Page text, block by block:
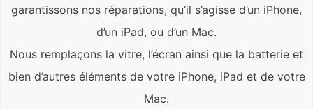
garantissons nos réparations, qu’il s’agisse d’un iPhone,
d’un iPad, ou d’un Mac.
Nous remplaçons la vitre, l’écran ainsi que la batterie et
bien d’autres éléments de votre iPhone, iPad et de votre
Mac.